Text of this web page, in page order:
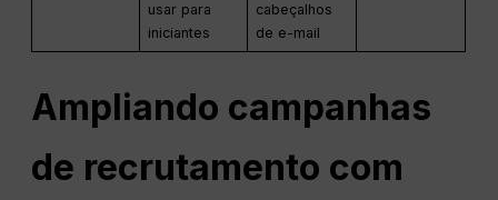
usar para
iniciantes
cabeçalhos
de e-mail
Ampliando campanhas
de recrutamento com